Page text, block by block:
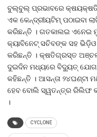
ବୁଲ୍‍ବୁଲ୍‍ ପ୍ରଭାବରେ
ଏକ କେନ୍ଦ୍ରୀୟଟିମ୍‍ ପଠାଇବା
କରିଛନ୍ତି । ଗତକାଲଇ ଏନେଇ
କ୍ୟାବିନେଟ୍‍ ସଚିବଙ୍କ ସହ
କରିଛନ୍ତି । କ୍ଷତିଗ୍ରସ୍ତ
ଦୁଇଦିନ ମଧ୍ୟରେ ବିଦ୍ୟୁତ୍‍
କହିଛନ୍ତି । ଆସନ୍ତା ୨୪ଘଣ୍ଟା
ହେବ ବୋଲି ସ୍ୱତନ୍ତ୍ର ରିଲିଫ
।
CYCLONE